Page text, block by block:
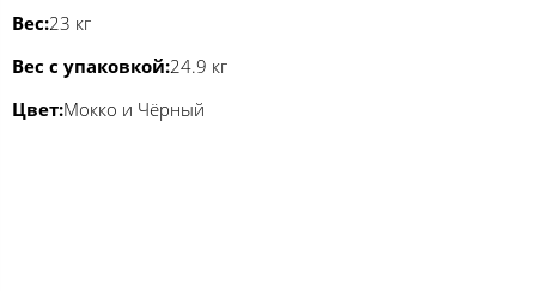
Вес:23 кг
Вес с упаковкой:24.9 кг
Цвет:Мокко и Чёрный